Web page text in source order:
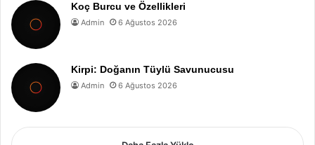
Koç Burcu ve Özellikleri
Admin 6 Ağustos 2026
Kirpi: Doğanın Tüylü Savunucusu
Admin 6 Ağustos 2026